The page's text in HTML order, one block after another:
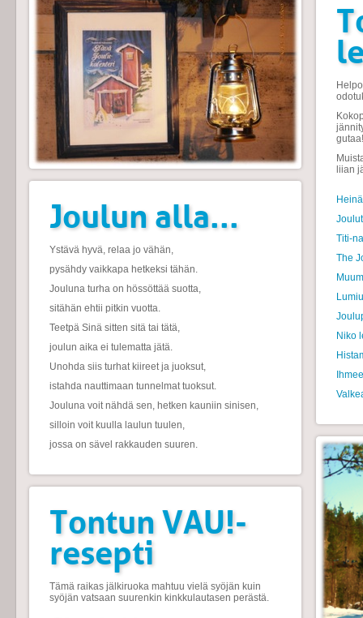
Joulun alla...
Ystävä hyvä, relaa jo vähän,
pysähdy vaikkapa hetkeksi tähän.
Jouluna turha on hössöttää suotta,
sitähän ehtii pitkin vuotta.
Teetpä Sinä sitten sitä tai tätä,
joulun aika ei tulematta jätä.
Unohda siis turhat kiireet ja juoksut,
istahda nauttimaan tunnelmat tuoksut.
Jouluna voit nähdä sen, hetken kauniin sinisen,
silloin voit kuulla laulun tuulen,
jossa on sävel rakkauden suuren.
Tontun VAU!-
resepti
Tämä raikas jälkiruoka mahtuu vielä syöjän kuin
syöjän vatsaan suurenkin kinkkulautasen perästä.
gutaa!
liian
Titi-
The
Niko